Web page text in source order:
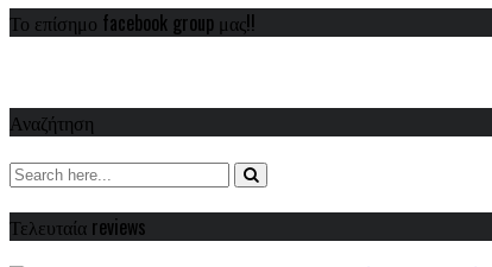
Το επίσημο facebook group μας!!
Αναζήτηση
Τελευταία reviews